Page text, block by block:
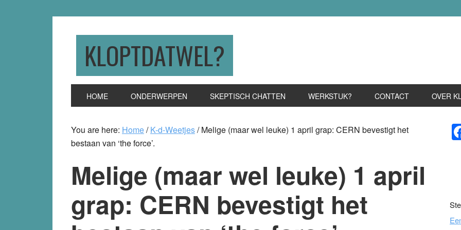
KLOPTDATWEL?
HOME ONDERWERPEN SKEPTISCH CHATTEN WERKSTUK? CONTACT OVER
You are here: Home/ K-d-Weetjes/Melige (maar wel leuke) 1 april grap: CERN bevestigt het
bestaan van ‘the force’.
Melige (maar wel leuke) 1 april
grap: CERN bevestigt het